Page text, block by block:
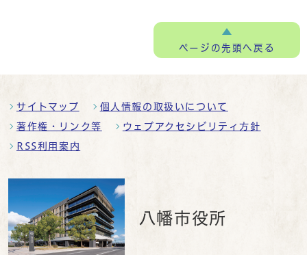
ページの先頭へ戻る
サイトマップ 個人情報の取扱いについて
著作権・リンク等 ウェブアクセシビリティ方針
RSS利用案内
八幡市役所